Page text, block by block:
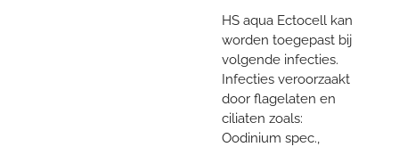
HS aqua Ectocell kan
worden toegepast bij
volgende infecties.
Infecties veroorzaakt
door flagelaten en
ciliaten zoals:
Oodinium spec.,